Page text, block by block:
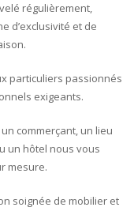
régulièrement,
d’exclusivité et de
particuliers passionnés
exigeants.
commerçant, un lieu
un hôtel nous vous
mesure.
soignée de mobilier et